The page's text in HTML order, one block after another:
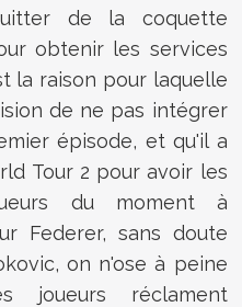
de la coquette
obtenir les services
la raison pour laquelle
de ne pas intégrer
épisode, et qu'il a
Tour 2 pour avoir les
du moment à
Federer, sans doute
on n'ose à peine
joueurs réclament